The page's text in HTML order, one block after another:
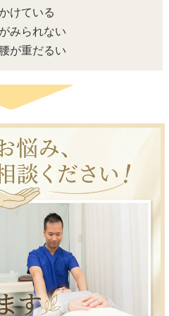
けている
みられない
が重だるい